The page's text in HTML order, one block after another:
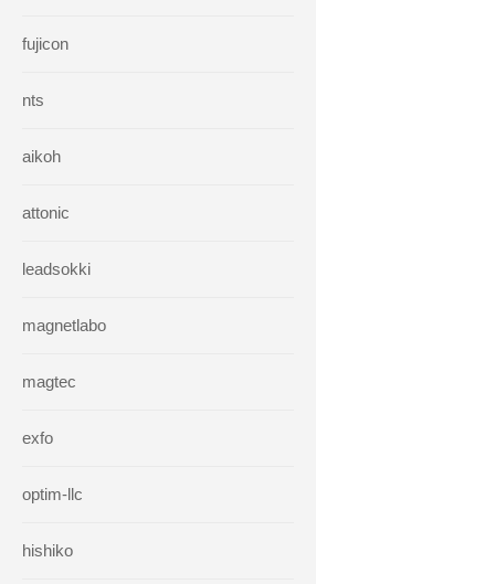
fujicon
nts
aikoh
attonic
leadsokki
magnetlabo
magtec
exfo
optim-llc
hishiko